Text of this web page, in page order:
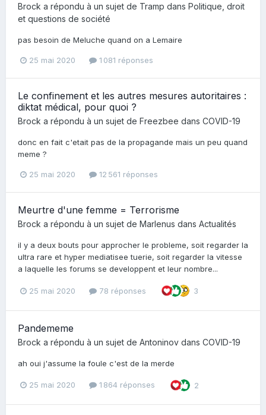
Brock a répondu à un sujet de Tramp dans Politique, droit
et questions de société
pas besoin de Meluche quand on a Lemaire
25 mai 2020 1 081 réponses
Le confinement et les autres mesures autoritaires :
diktat médical, pour quoi ?
Brock a répondu à un sujet de Freezbee dans COVID-19
donc en fait c'etait pas de la propagande mais un peu quand
meme ?
25 mai 2020 12 561 réponses
Meurtre d'une femme = Terrorisme
Brock a répondu à un sujet de Marlenus dans Actualités
il y a deux bouts pour approcher le probleme, soit regarder la
ultra rare et hyper mediatisee tuerie, soit regarder la vitesse
a laquelle les forums se developpent et leur nombre...
25 mai 2020 78 réponses 3
Pandememe
Brock a répondu à un sujet de Antoninov dans COVID-19
ah oui j'assume la foule c'est de la merde
25 mai 2020 1 864 réponses 2